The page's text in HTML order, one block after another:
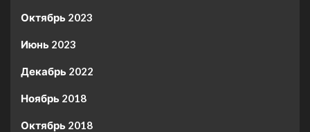
Октябрь 2023
Июнь 2023
Декабрь 2022
Ноябрь 2018
Октябрь 2018